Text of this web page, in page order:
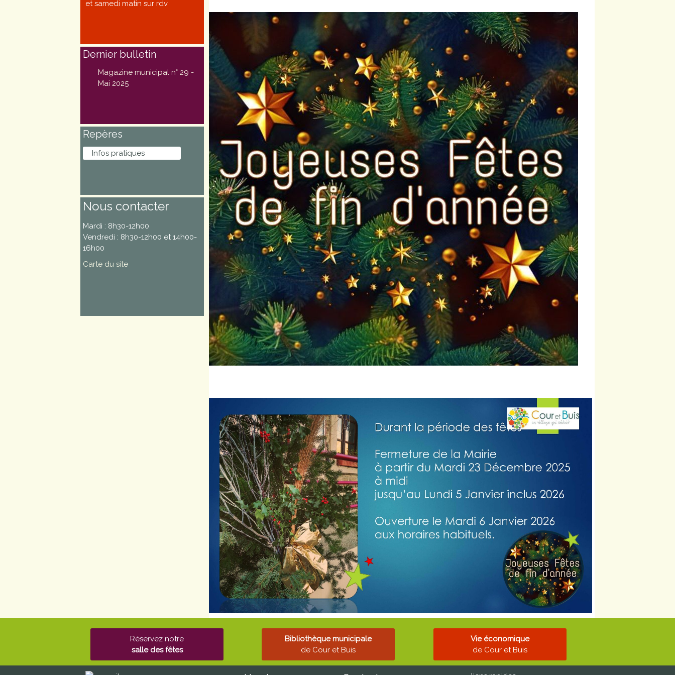
Réglementation
Démarches
Rhône
Médiathèque
publics
Établissements
scolaires
privés
Cour et
Buis
Visiter,
découvrir
et
s'amuser
et samedi matin sur rdv
Dernier bulletin
Magazine municipal n° 29 -
Mai 2025
Repères
Infos pratiques
Nous contacter
Mardi : 8h30-12h00
Vendredi : 8h30-12h00 et 14h00-
16h00
Carte du site
Réservez notre
salle des fêtes
Bibliothèque municipale
de Cour et Buis
Vie économique
de Cour et Buis